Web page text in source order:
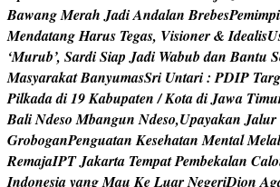
BawangMerah JadiAndalan BrebesPemimpi
MendatangHarus Tegas, Visioner& IdealisU
‘Murub’, SardiSiap Jadi Wabub dan Bantu S
MasyarakatBanyumasSri Untari: PDIP Targ
Pilkadadi19Kabupaten /KotadiJawa Timu
BaliNdeso Mbangun Ndeso,Upayakan Jalur
GroboganPenguatan Kesehatan MentalMelal
RemajaIPTJakarta TempatPembekalan Calo
IndonesiayangMau KeLuarNegeriDion Ag